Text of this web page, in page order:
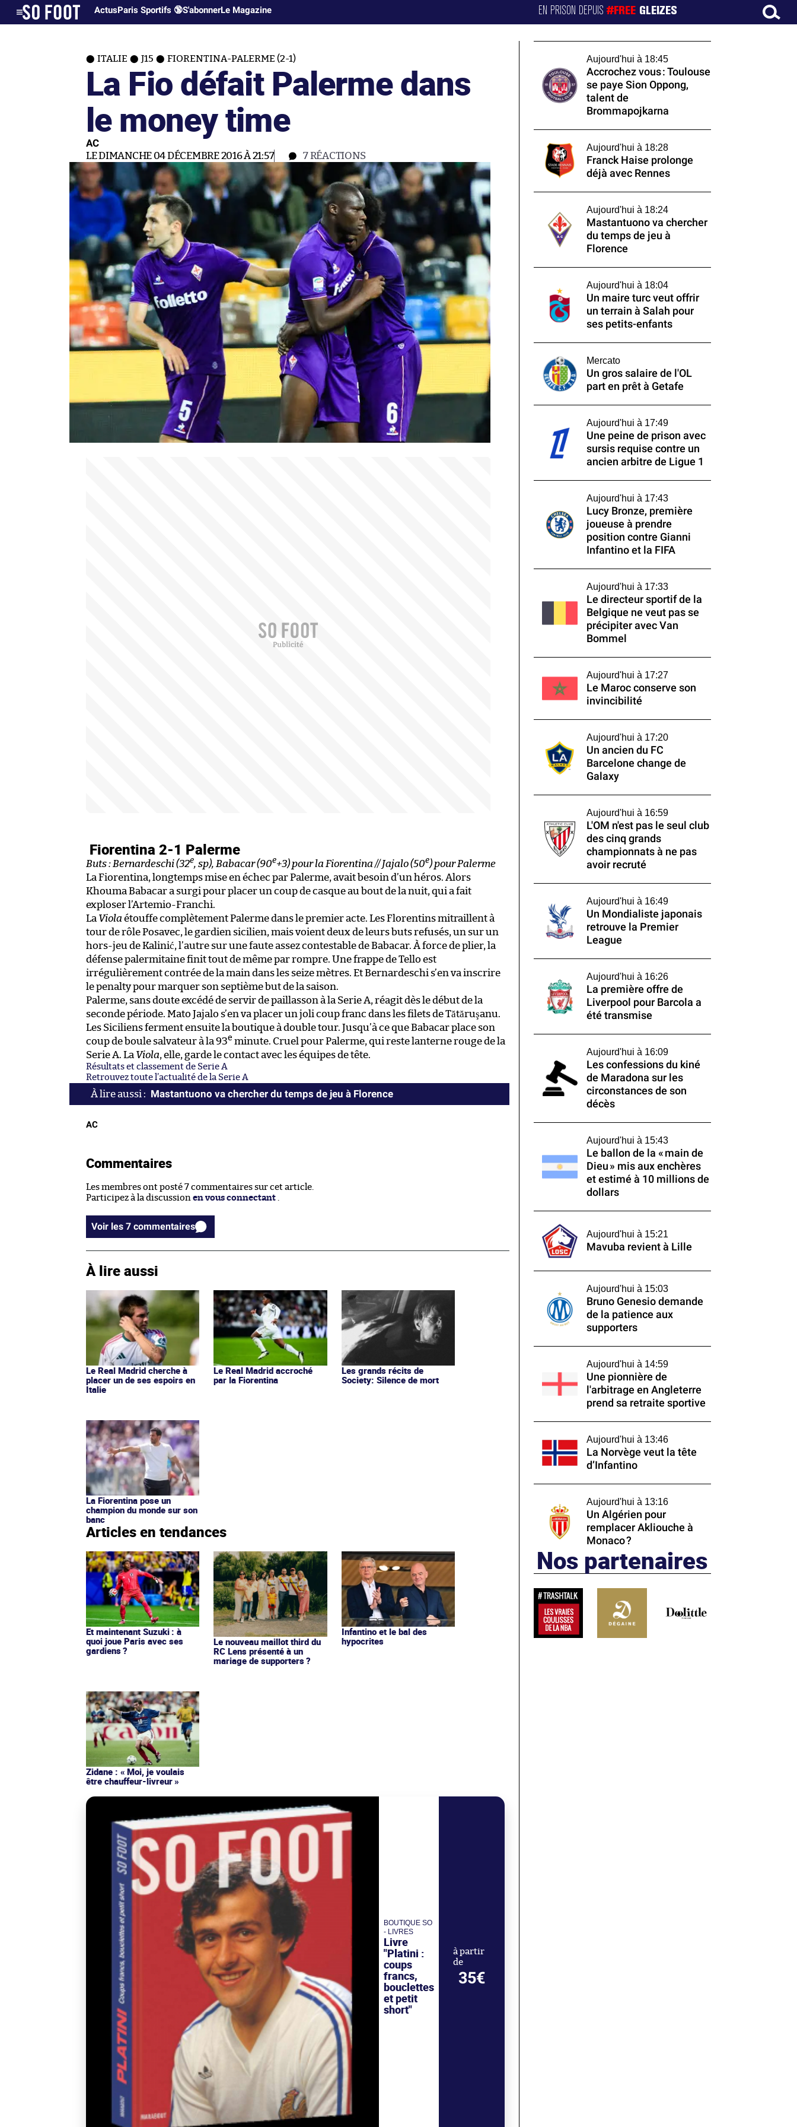
ActusParis Sportifs 🔞S'abonnerLe Magazine EN PRISON DEPUIS#FREE GLEIZES
ITALIE J15 FIORENTINA-PALERME (2-1)
La Fio défait Palerme dans
le money time
AC
LE DIMANCHE 04 DÉCEMBRE 2016 À 21:57 7RÉACTIONS
Fiorentina 2-1 Palerme
Buts : Bernardeschi (32e, sp), Babacar (90e+3) pour la Fiorentina // Jajalo (50e) pour Palerme
La Fiorentina, longtemps mise en échec par Palerme, avait besoin d’un héros. Alors
Khouma Babacar a surgi pour placer un coup de casque au bout de la nuit, qui a fait
exploser l’Artemio-Franchi.
La Viola étouffe complètement Palerme dans le premier acte. Les Florentins mitraillent à
tour de rôle Posavec, le gardien sicilien, mais voient deux de leurs buts refusés, un sur un
hors-jeu de Kalinić, l’autre sur une faute assez contestable de Babacar. À force de plier, la
défense palermitaine finit tout de même par rompre. Une frappe de Tello est
irrégulièrement contrée de la main dans les seize mètres. Et Bernardeschi s’en va inscrire
le penalty pour marquer son septième but de la saison.
Palerme, sans doute excédé de servir de paillasson à la Serie A, réagit dès le début de la
seconde période. Mato Jajalo s’en va placer un joli coup franc dans les filets de Tătăruşanu.
Les Siciliens ferment ensuite la boutique à double tour. Jusqu’à ce que Babacar place son
coup de boule salvateur à la 93e minute. Cruel pour Palerme, qui reste lanterne rouge de la
Serie A. La Viola, elle, garde le contact avec les équipes de tête.
Résultats et classement de Serie A
Retrouvez toute l’actualité de la Serie A
Mastantuono va chercher du temps de jeu à Florence
AC
Commentaires
Les membres ont posté 7 commentaires sur cet article.
Participez à la discussion en vous connectant .
Voir les 7 commentaires
À lire aussi
Le Real Madrid cherche à
placer un de ses espoirs en
Italie
Le Real Madrid accroché
par la Fiorentina
Les grands récits de
Society: Silence de mort
La Fiorentina pose un
champion du monde sur son
banc
Articles en tendances
Et maintenant Suzuki : à
quoi joue Paris avec ses
gardiens ?
Le nouveau maillot third du
RC Lens présenté à un
mariage de supporters ?
Infantino et le bal des
hypocrites
Zidane : « Moi, je voulais
être chauffeur-livreur »
BOUTIQUE SO
- LIVRES
Livre
"Platini :
coups
francs,
bouclettes
et petit
short"
à partir
de
35€
Aujourd'hui à 18:45
Accrochez vous : Toulouse
se paye Sion Oppong,
talent de
Brommapojkarna
Aujourd'hui à 18:28
Franck Haise prolonge
déjà avec Rennes
Aujourd'hui à 18:24
Mastantuono va chercher
du temps de jeu à
Florence
Aujourd'hui à 18:04
Un maire turc veut offrir
un terrain à Salah pour
ses petits-enfants
Mercato
Un gros salaire de l'OL
part en prêt à Getafe
Aujourd'hui à 17:49
Une peine de prison avec
sursis requise contre un
ancien arbitre de Ligue 1
Aujourd'hui à 17:43
Lucy Bronze, première
joueuse à prendre
position contre Gianni
Infantino et la FIFA
Aujourd'hui à 17:33
Le directeur sportif de la
Belgique ne veut pas se
précipiter avec Van
Bommel
Aujourd'hui à 17:27
Le Maroc conserve son
invincibilité
Aujourd'hui à 17:20
Un ancien du FC
Barcelone change de
Galaxy
Aujourd'hui à 16:59
L'OM n'est pas le seul club
des cinq grands
championnats à ne pas
avoir recruté
Aujourd'hui à 16:49
Un Mondialiste japonais
retrouve la Premier
League
Aujourd'hui à 16:26
La première offre de
Liverpool pour Barcola a
été transmise
Aujourd'hui à 16:09
Les confessions du kiné
de Maradona sur les
circonstances de son
décès
Aujourd'hui à 15:43
Le ballon de la « main de
Dieu » mis aux enchères
et estimé à 10 millions de
dollars
Aujourd'hui à 15:21
Mavuba revient à Lille
Aujourd'hui à 15:03
Bruno Genesio demande
de la patience aux
supporters
Aujourd'hui à 14:59
Une pionnière de
l'arbitrage en Angleterre
prend sa retraite sportive
Aujourd'hui à 13:46
La Norvège veut la tête
d’Infantino
Aujourd'hui à 13:16
Un Algérien pour
remplacer Akliouche à
Monaco ?
Nos partenaires